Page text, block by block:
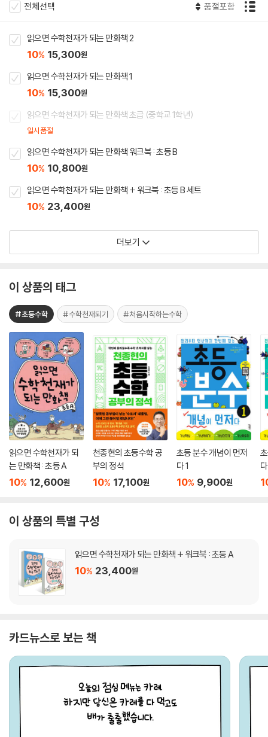
전체선택 품절포함
읽으면 수학천재가 되는 만화책 2
10% 15,300원
읽으면 수학천재가 되는 만화책 1
10% 15,300원
읽으면 수학천재가 되는 만화책 초급 (중학교 1학년)
일시품절
읽으면 수학천재가 되는 만화책 워크북 : 초등 B
10% 10,800원
읽으면 수학천재가 되는 만화책 + 워크북 : 초등 B 세트
10% 23,400원
더보기
이 상품의 태그
#초등수학 #수학천재되기 #처음시작하는수학
읽으면 수학천재가 되
는 만화책 : 초등 A
10% 12,600원
천종현의 초등수학 공
부의 정석
10% 17,100원
초등 분수 개념이 먼저
다 1
10% 9,900원
이 상품의 특별 구성
읽으면 수학천재가 되는 만화책 + 워크북 : 초등 A
10% 23,400원
카드뉴스로 보는 책